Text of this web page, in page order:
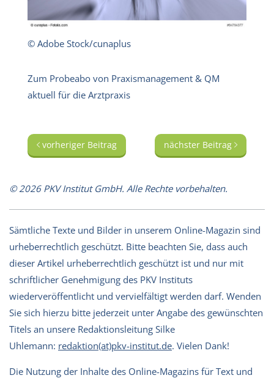
© Adobe Stock/cunaplus
Zum Probeabo von Praxismanagement & QM
aktuell für die Arztpraxis
vorheriger Beitrag nächster Beitrag
© 2026 PKV Institut GmbH. Alle Rechte vorbehalten.
Sämtliche Texte und Bilder in unserem Online-Magazin sind
urheberrechtlich geschützt. Bitte beachten Sie, dass auch
dieser Artikel urheberrechtlich geschützt ist und nur mit
schriftlicher Genehmigung des PKV Instituts
wiederveröffentlicht und vervielfältigt werden darf. Wenden
Sie sich hierzu bitte jederzeit unter Angabe des gewünschten
Titels an unsere Redaktionsleitung Silke
Uhlemann: redaktion(at)pkv-institut.de. Vielen Dank!
Die Nutzung der Inhalte des Online-Magazins für Text und